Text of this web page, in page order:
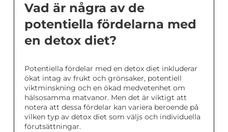
Vad är några av de
potentiella fördelarna med
en detox diet?
Potentiella fördelar med en detox diet inkluderar
ökat intag av frukt och grönsaker, potentiell
viktminskning och en ökad medvetenhet om
hälsosamma matvanor. Men det är viktigt att
notera att dessa fördelar kan variera beroende på
vilken typ av detox diet som väljs och individuella
förutsättningar.